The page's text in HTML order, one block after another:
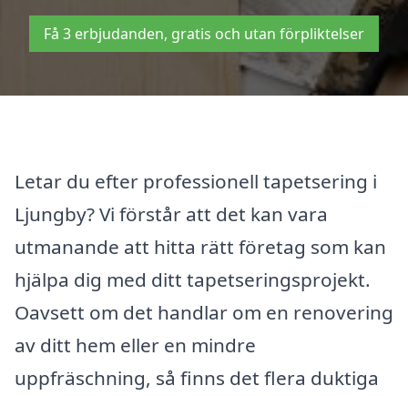
Få 3 erbjudanden, gratis och utan förpliktelser
Letar du efter professionell tapetsering i
Ljungby? Vi förstår att det kan vara
utmanande att hitta rätt företag som kan
hjälpa dig med ditt tapetseringsprojekt.
Oavsett om det handlar om en renovering
av ditt hem eller en mindre
uppfräschning, så finns det flera duktiga